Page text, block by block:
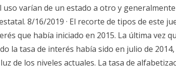
varían de un estado a otro y
8/16/2019 · El recorte de tipos de este
que había iniciado en 2015. La última vez
la tasa de interés había sido en julio de
de los niveles actuales. La tasa de